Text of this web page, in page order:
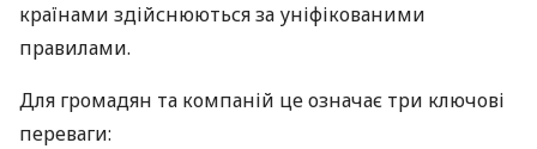
країнами здійснюються за уніфікованими
правилами.
Для громадян та компаній це означає три ключові
переваги: